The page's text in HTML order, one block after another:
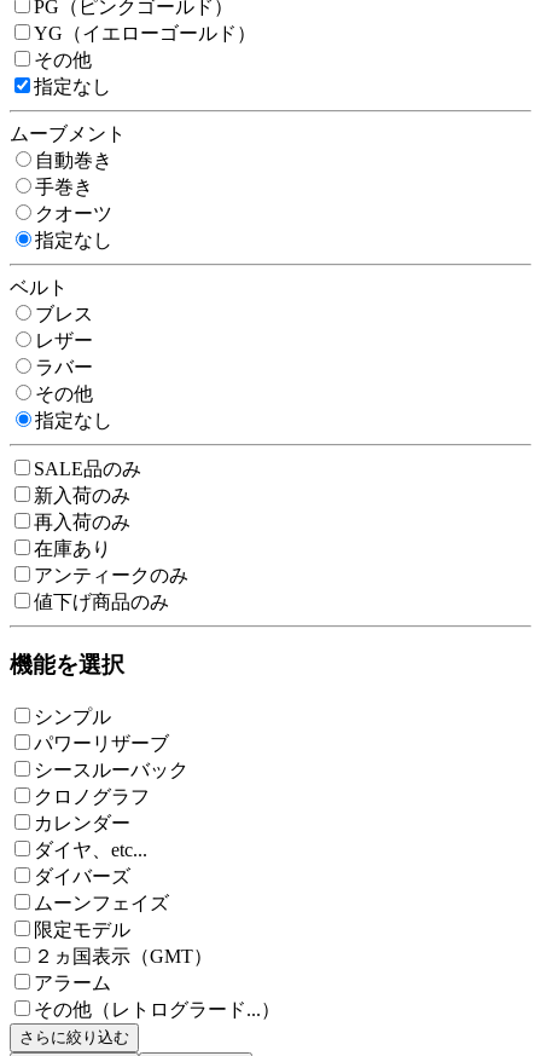
PG（ピンクゴールド）
YG（イエローゴールド）
その他
指定なし
ムーブメント
自動巻き
手巻き
クオーツ
指定なし
ベルト
ブレス
レザー
ラバー
その他
指定なし
SALE品のみ
新入荷のみ
再入荷のみ
在庫あり
アンティークのみ
値下げ商品のみ
機能を選択
シンプル
パワーリザーブ
シースルーバック
クロノグラフ
カレンダー
ダイヤ、etc...
ダイバーズ
ムーンフェイズ
限定モデル
２ヵ国表示（GMT）
アラーム
その他（レトログラード...）
さらに絞り込む